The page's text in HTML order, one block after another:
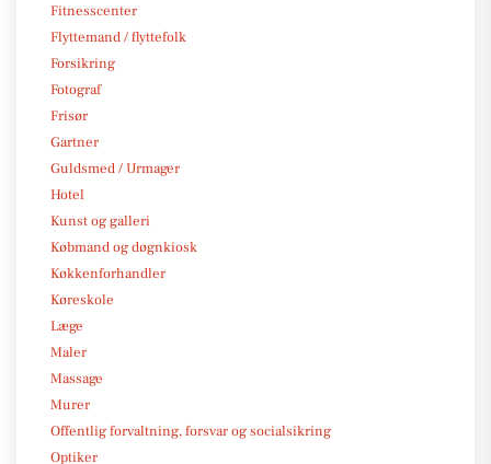
Fitnesscenter
Flyttemand / flyttefolk
Forsikring
Fotograf
Frisør
Gartner
Guldsmed / Urmager
Hotel
Kunst og galleri
Købmand og døgnkiosk
Køkkenforhandler
Køreskole
Læge
Maler
Massage
Murer
Offentlig forvaltning, forsvar og socialsikring
Optiker